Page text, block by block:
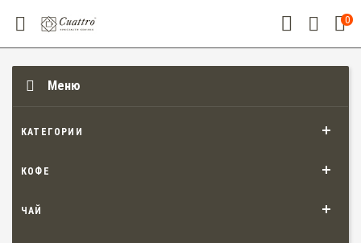
0
Меню
КАТЕГОРИИ
КОФЕ
ЧАЙ